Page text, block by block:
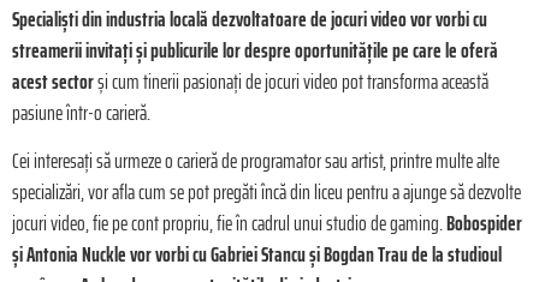
Specialiști din industria locală dezvoltatoare de jocuri video vor vorbi cu
streamerii invitați și publicurile lor despre oportunitățile pe care le oferă
acest sectorși cum tinerii pasionați de jocuri video pot transforma această
pasiune într-o carieră.
Cei interesați să urmeze o carieră de programator sau artist, printre multe alte
specializări, vor afla cum se pot pregăti încă din liceu pentru a ajunge să dezvolte
jocuri video, fie pe cont propriu, fie în cadrul unui studio de gaming.Bobospider
și Antonia Nuckle vor vorbi cu Gabriei Stancu și Bogdan Trau de la studioul